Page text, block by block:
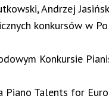
Andrzej
konkursów w
Konkursie
Piano Talents for